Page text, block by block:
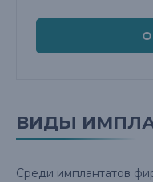
ВИДЫ
Среди имплантатов